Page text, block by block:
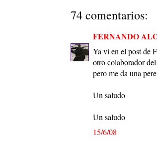
74 comentarios:
FERNANDO
Ya vi en el post de
otro colaborador
pero me da una
Un saludo
Un saludo
15/6/08